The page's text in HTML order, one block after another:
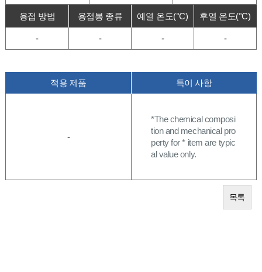
용접 방법 용접봉 종류 예열 온도(°C) 후열 온도(°C)
- - - -
적용 제품 특이 사항
-
*The chemical composi
tion and mechanical pro
perty for * item are typic
al value only.
목록